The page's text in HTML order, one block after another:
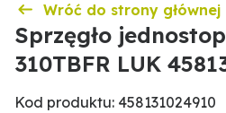
Wróć do strony głównej
Sprzęgło
310TBFR LUK
Kod produktu: 458131024910